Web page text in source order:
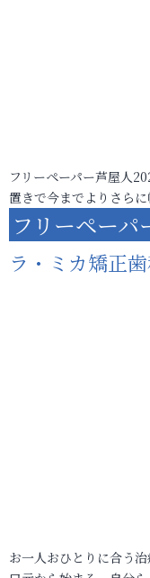
フリーペーパー芦屋人
置きで今までよりさら
フリーペー
ラ・ミカ矯正
お一人おひとりに合う